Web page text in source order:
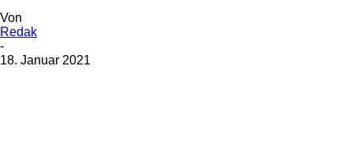
Von
Redak
-
18. Januar 2021